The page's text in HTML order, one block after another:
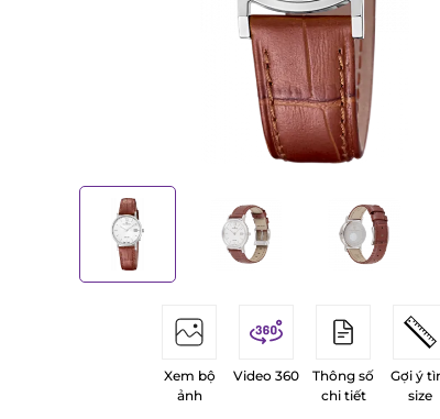
Xem bộ
ảnh
Video 360
Thông số
chi tiết
Gợi ý
size